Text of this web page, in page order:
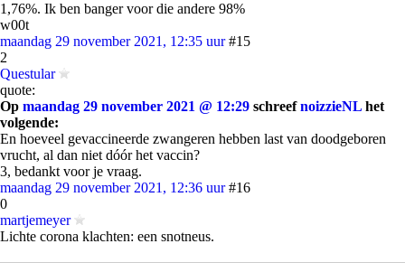
1,76%. Ik ben banger voor die andere 98%
w00t
maandag 29 november 2021, 12:35 uur #15
2
Questular
quote:
Op maandag 29 november 2021 @ 12:29 schreefnoizzieNL het
volgende:
En hoeveel gevaccineerde zwangeren hebben last van doodgeboren
vrucht, al dan niet dóór het vaccin?
3, bedankt voor je vraag.
maandag 29 november 2021, 12:36 uur #16
0
martjemeyer
Lichte corona klachten: een snotneus.